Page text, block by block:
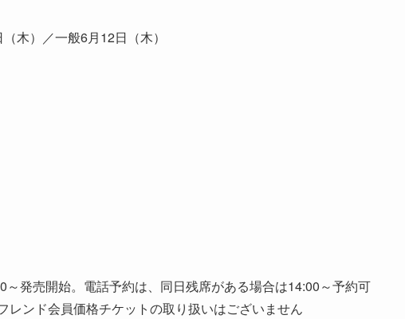
木）／一般6月12日（木）
発売開始。電話予約は、同日残席がある場合は14:00～予約可
ンド会員価格チケットの取り扱いはございません